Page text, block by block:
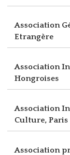
Association
Etrangère
Association
Hongroises
Association
Culture, Paris
Association